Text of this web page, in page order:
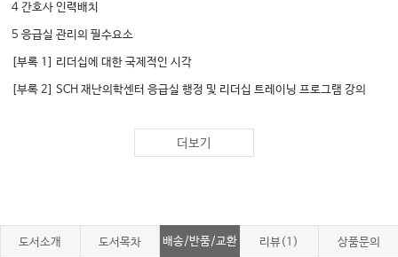
4 간호사 인력배치
5 응급실 관리의 필수요소
[부록 1] 리더십에 대한 국제적인 시각
[부록 2] SCH 재난의학센터 응급실 행정 및 리더십 트레이닝 프로그램 강의
3 환자 처리 과정 최적화하기
더보기
도서소개 도서목차 배송/반품/교환 리뷰(1) 상품문의